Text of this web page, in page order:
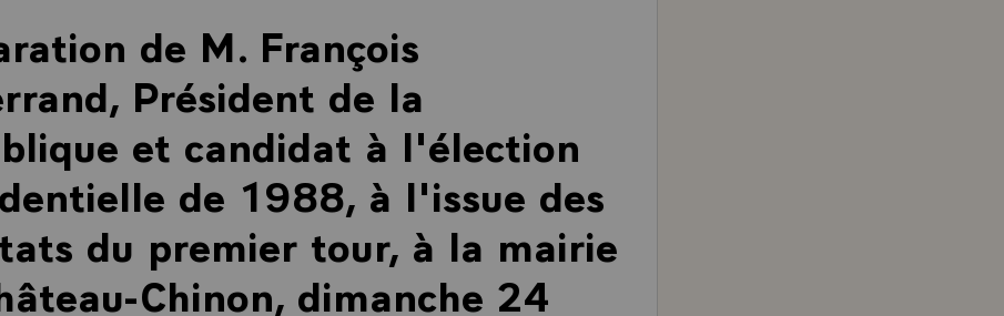
de M. François
Président de la
et candidat à l'élection
de 1988, à l'issue des
du premier tour, à la mairie
Chinon, dimanche 24